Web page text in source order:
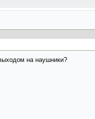
на наушники?